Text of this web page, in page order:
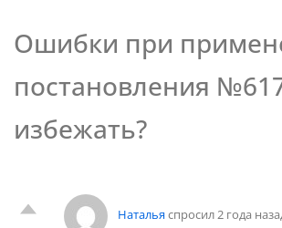
Ошибки при
постановления
избежать?
Натальяспросил 2 года